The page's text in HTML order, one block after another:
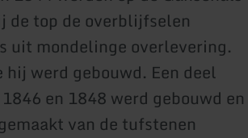
de top de overblijfselen
uit mondelinge overlevering.
werd gebouwd. Een deel
en 1848 werd gebouwd en
van de tufstenen